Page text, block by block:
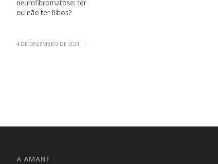
neurofibromatose: ter
ou não ter filhos?
4 DE DEZEMBRO DE 2021 /
A AMANF